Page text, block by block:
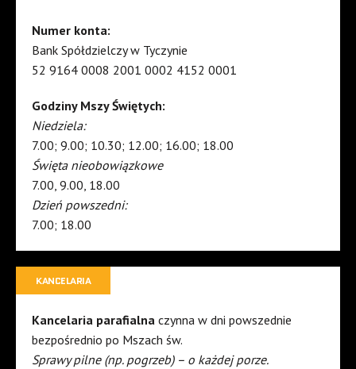
Numer konta:
Bank Spółdzielczy w Tyczynie
52 9164 0008 2001 0002 4152 0001
Godziny Mszy Świętych:
Niedziela:
7.00; 9.00; 10.30; 12.00; 16.00; 18.00
Święta nieobowiązkowe
7.00, 9.00, 18.00
Dzień powszedni:
7.00; 18.00
KANCELARIA
Kancelaria parafialna czynna w dni powszednie
bezpośrednio po Mszach św.
Sprawy pilne (np. pogrzeb) – o każdej porze.